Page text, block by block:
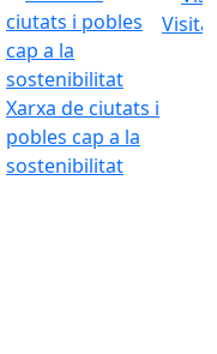
Xarxa de ciutats i
pobles cap a la
sostenibilitat
Visita